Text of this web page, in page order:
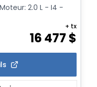
2.0 L - I4 -
16 477 $
+ tx